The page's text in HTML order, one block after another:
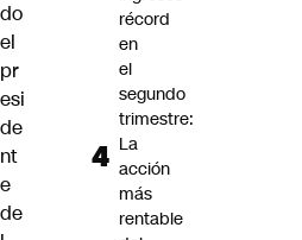
do
el
pr
esi
de
nt
e
de
récord
en
el
segundo
trimestre:
La
acción
más
rentable